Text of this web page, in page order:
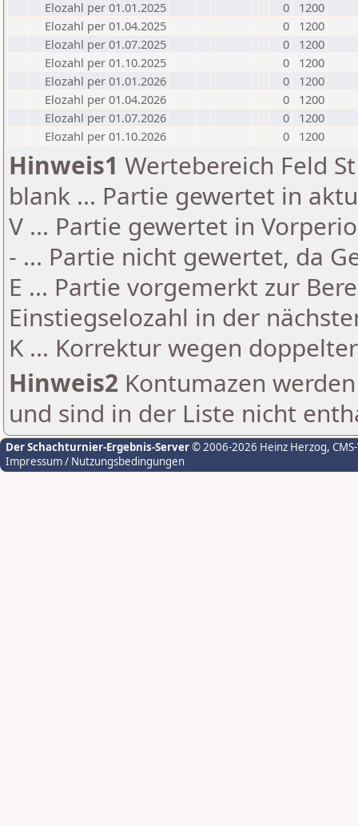
Elozahl per 01.01.2025
0
1200
Elozahl per 01.04.2025
0
1200
Elozahl per 01.07.2025
0
1200
Elozahl per 01.10.2025
0
1200
Elozahl per 01.01.2026
0
1200
Elozahl per 01.04.2026
0
1200
Elozahl per 01.07.2026
0
1200
Elozahl per 01.10.2026
0 1200
Hinweis1 Wertebereich Feld
blank ... Partie gewertet in
V ... Partie gewertet in
- ... Partie nicht gewertet, da
E ... Partie vorgemerkt zur
Einstiegselozahl in der
K ... Korrektur wegen
Hinweis2 Kontumazen
und sind in der Liste nicht
Der Schachturnier-Ergebnis-Server© 2006-2026 Heinz Herzog,
Impressum / Nutzungsbedingungen